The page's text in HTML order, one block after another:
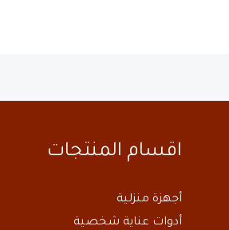
اقسام المنتجات
أجهزة منزلية
أدوات عناية شخصية